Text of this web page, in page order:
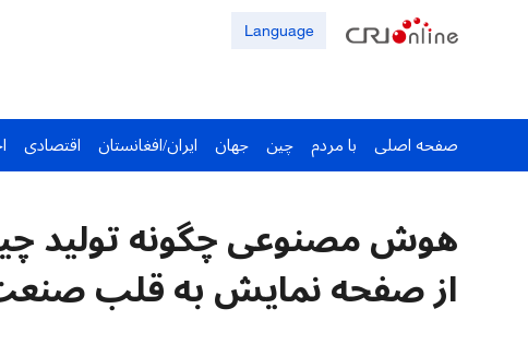
Language
صفحه اصلی با مردم چین جهان ایران/افغانستان اقتصادی
هوش مصنوعی چگونه تولید
از صفحه نمایش به قلب